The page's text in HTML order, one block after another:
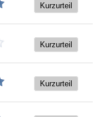
Kurzurteil
Kurzurteil
Kurzurteil